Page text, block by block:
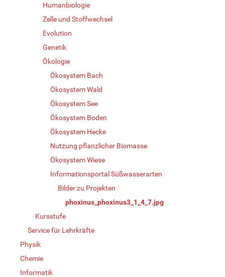
Humanbiologie
Zelle und Stoffwechsel
Evolution
Genetik
Ökologie
Ökosystem Bach
Ökosystem Wald
Ökosystem See
Ökosystem Boden
Ökosystem Hecke
Nutzung pflanzlicher Biomasse
Ökosystem Wiese
Informationsportal Süßwasserarten
Bilder zu Projekten
phoxinus_phoxinus3_1_4_7.jpg
Kursstufe
Service für Lehrkräfte
Physik
Chemie
Informatik